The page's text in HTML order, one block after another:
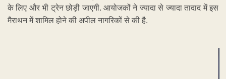
के लिए और भी ट्रेन छोड़ी जाएगी. आयोजकों ने ज्यादा से ज्यादा तादाद में इस
मैराथन में शामिल होने की अपील नागरिकों से की है.